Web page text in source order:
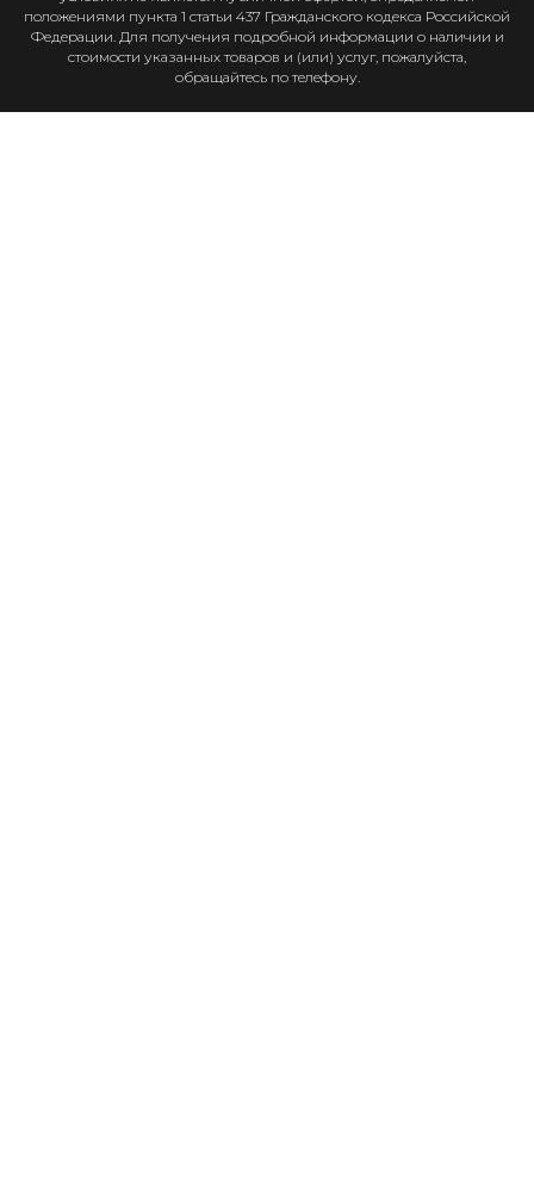
положениями пункта 1 статьи 437 Гражданского кодекса Российской
Федерации. Для получения подробной информации о наличии и
стоимости указанных товаров и (или) услуг, пожалуйста,
обращайтесь по телефону.